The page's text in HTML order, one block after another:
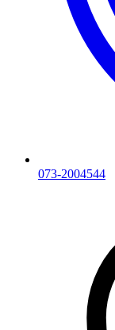
073-2004544